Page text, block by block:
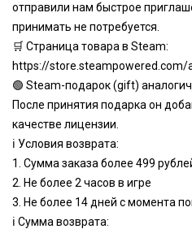
отправили нам быстрое
принимать не потребуется.
🛒 Страница товара в Steam:
https://store.steampowered.com/
🟢 Steam-подарок (gift)
После принятия подарка он
качестве лицензии.
ℹ️ Условия возврата:
1. Сумма заказа более 499
2. Не более 2 часов в игре
3. Не более 14 дней с момента
ℹ️ Сумма возврата: